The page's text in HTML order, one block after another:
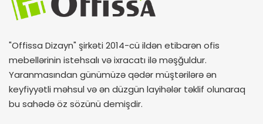
"Offissa Dizayn" şirkəti 2014-cü ildən etibarən ofis
mebellərinin istehsalı və ixracatı ilə məşğuldur.
Yaranmasından günümüzə qədər müştərilərə ən
keyfiyyətli məhsul və ən düzgün layihələr təklif olunaraq
bu sahədə öz sözünü demişdir.